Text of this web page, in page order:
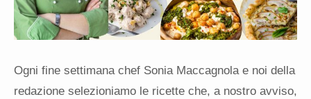
Ogni fine settimana chef Sonia Maccagnola e noi della
redazione selezioniamo le ricette che, a nostro avviso,